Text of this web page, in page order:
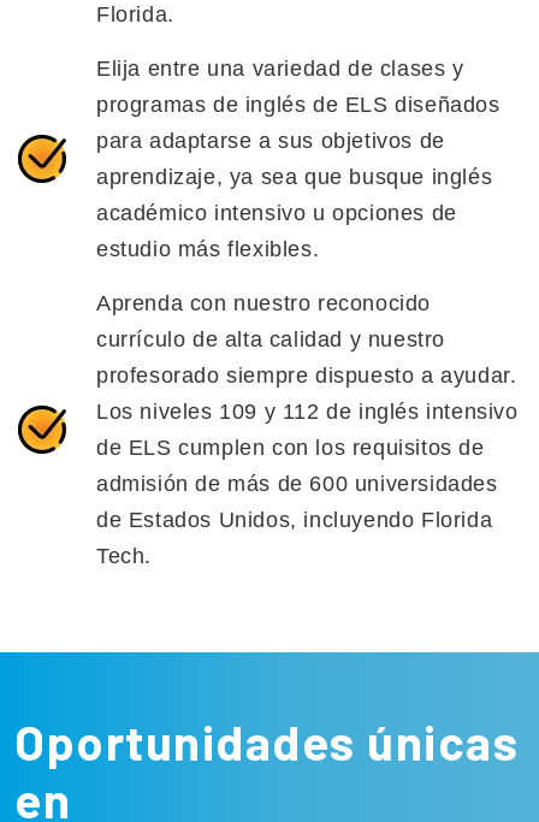
Florida.
Elija entre una variedad de clases y
programas de inglés de ELS diseñados
para adaptarse a sus objetivos de
aprendizaje, ya sea que busque inglés
académico intensivo u opciones de
estudio más flexibles.
Aprenda con nuestro reconocido
currículo de alta calidad y nuestro
profesorado siempre dispuesto a ayudar.
Los niveles 109 y 112 de inglés intensivo
de ELS cumplen con los requisitos de
admisión de más de 600 universidades
de Estados Unidos, incluyendo Florida
Tech.
Oportunidades únicas
en